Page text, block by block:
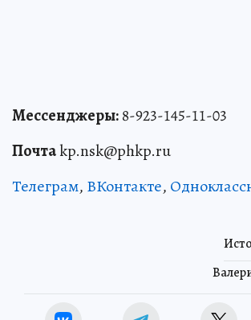
Мессенджеры:8-923-145-11-03
Почтаkp.nsk@phkp.ru
Телеграм, ВКонтакте,